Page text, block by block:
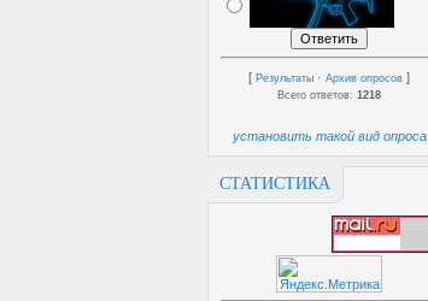
[ Результаты · Архив опросов ]
Всего ответов: 1218
установить такой вид опроса
СТАТИСТИКА